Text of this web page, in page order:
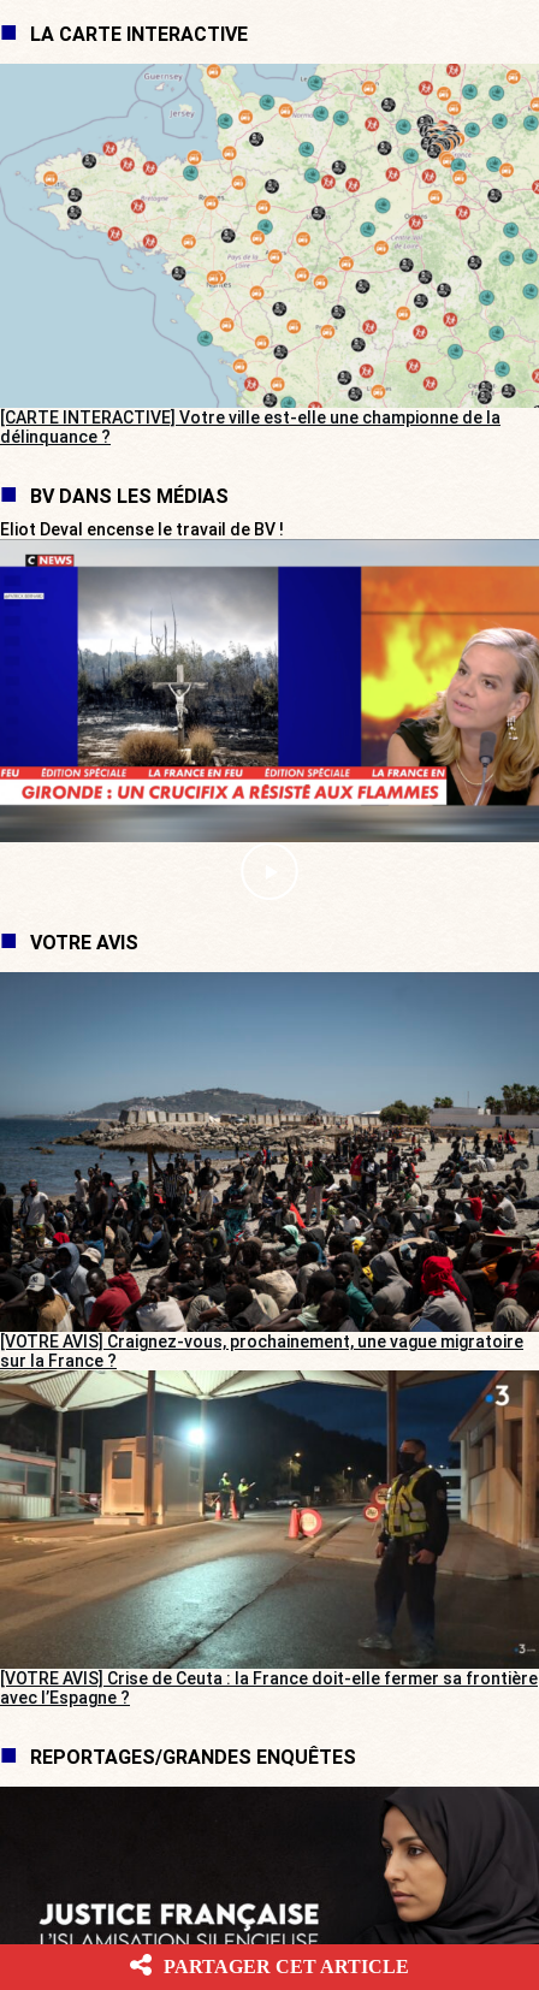
LA CARTE INTERACTIVE
[CARTE INTERACTIVE] Votre ville est-elle une championne de la
délinquance ?
BV DANS LES MÉDIAS
Eliot Deval encense le travail de BV !
VOTRE AVIS
[VOTRE AVIS] Craignez-vous, prochainement, une vague migratoire
sur la France ?
[VOTRE AVIS] Crise de Ceuta : la France doit-elle fermer sa frontière
avec l’Espagne ?
REPORTAGES/GRANDES ENQUÊTES
PARTAGER CET ARTICLE